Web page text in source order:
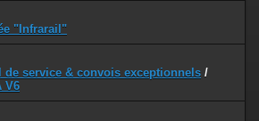
"Infrarail"
de service & convois exceptionnels /
V6